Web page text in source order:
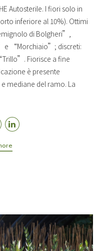
Autosterile. I fiori solo in
inferiore al 10%). Ottimi
di Bolgheri”,
“Morchiaio”; discreti:
Fiorisce a fine
è presente
mediane del ramo. La